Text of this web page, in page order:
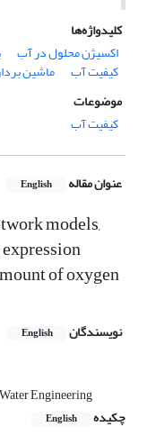
کلیدواژه‌ها
اکسیژن محلول در آب
کیفیت آب
ماشین
موضوعات
کیفیت آب
عنوان مقاله English
models,
of oxygen
نویسندگان English
Engineering
چکیده
English